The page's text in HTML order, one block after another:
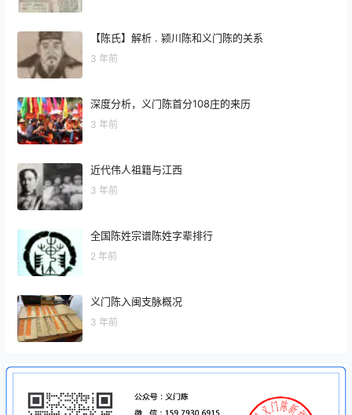
【陈氏】解析 . 颍川陈和义门陈的关系
3 年前
深度分析，义门陈首分108庄的来历
3 年前
近代伟人祖籍与江西
3 年前
全国陈姓宗谱陈姓字辈排行
2 年前
义门陈入闽支脉概况
3 年前